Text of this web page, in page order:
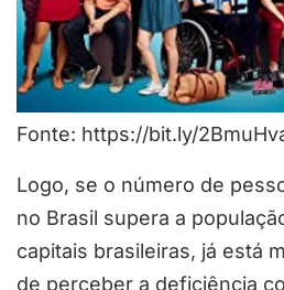
Fonte: https://bit.ly/
Logo, se o número de
no Brasil supera a
capitais brasileiras, já está
de perceber a deficiência